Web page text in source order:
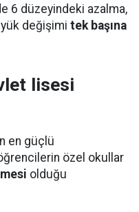
6 düzeyindeki azalma,
değişimi tek başına
lisesi
en güçlü
özel okullar
olduğu